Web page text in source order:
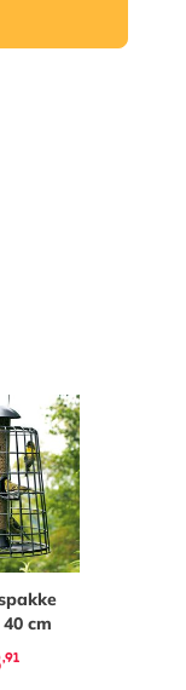
cm
,91